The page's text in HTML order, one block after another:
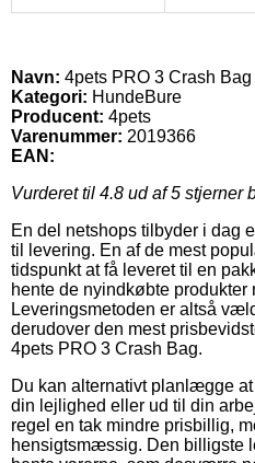
Navn: 4pets PRO 3 Crash Bag
Kategori: HundeBure
Producent: 4pets
Varenummer: 2019366
EAN:
Vurderet til 4.8 ud af 5 stjerner
En del netshops tilbyder i dag
til levering. En af de mest
tidspunkt at få leveret til en
hente de nyindkøbte produkter
Leveringsmetoden er altså
derudover den mest
4pets PRO 3 Crash Bag.
Du kan alternativt planlægge
din lejlighed eller ud til din
regel en tak mindre prisbillig,
hensigtsmæssig. Den billigste